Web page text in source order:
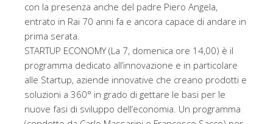
con la presenza anche del padre Piero Angela,
entrato in Rai 70 anni fa e ancora capace di andare in
prima serata.
STARTUP ECONOMY (La 7, domenica ore 14,00) è il
programma dedicato all’innovazione e in particolare
alle Startup, aziende innovative che creano prodotti e
soluzioni a 360° in grado di gettare le basi per le
nuove fasi di sviluppo dell’economia. Un programma